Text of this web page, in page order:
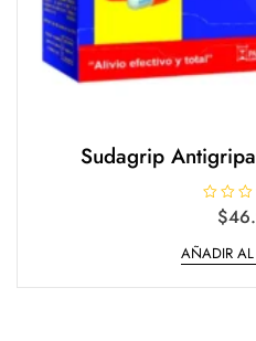
Sudagrip
o
r
d
$
AÑADIR AL